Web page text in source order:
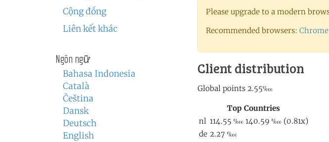
Cộng đồng
Liên kết khác
Ngôn ngữ
Bahasa Indonesia
Català
Čeština
Dansk
Deutsch
English
Please upgrade to a modern
Recommended browsers: Chrome
Client distribution